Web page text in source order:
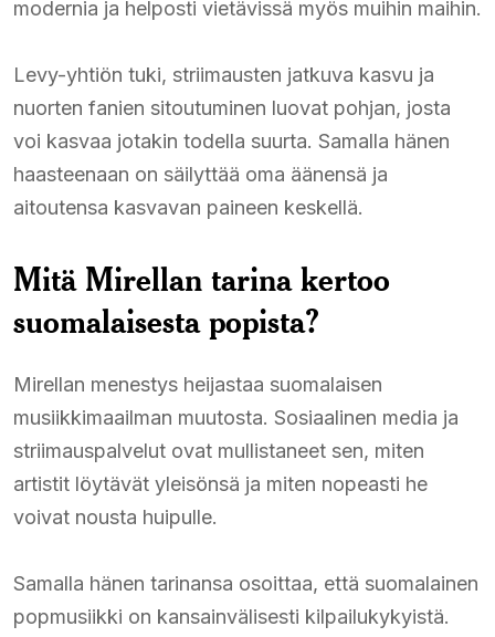
modernia ja helposti vietävissä myös muihin maihin.
Levy-yhtiön tuki, striimausten jatkuva kasvu ja
nuorten fanien sitoutuminen luovat pohjan, josta
voi kasvaa jotakin todella suurta. Samalla hänen
haasteenaan on säilyttää oma äänensä ja
aitoutensa kasvavan paineen keskellä.
Mitä Mirellan tarina kertoo
suomalaisesta popista?
Mirellan menestys heijastaa suomalaisen
musiikkimaailman muutosta. Sosiaalinen media ja
striimauspalvelut ovat mullistaneet sen, miten
artistit löytävät yleisönsä ja miten nopeasti he
voivat nousta huipulle.
Samalla hänen tarinansa osoittaa, että suomalainen
popmusiikki on kansainvälisesti kilpailukykyistä.